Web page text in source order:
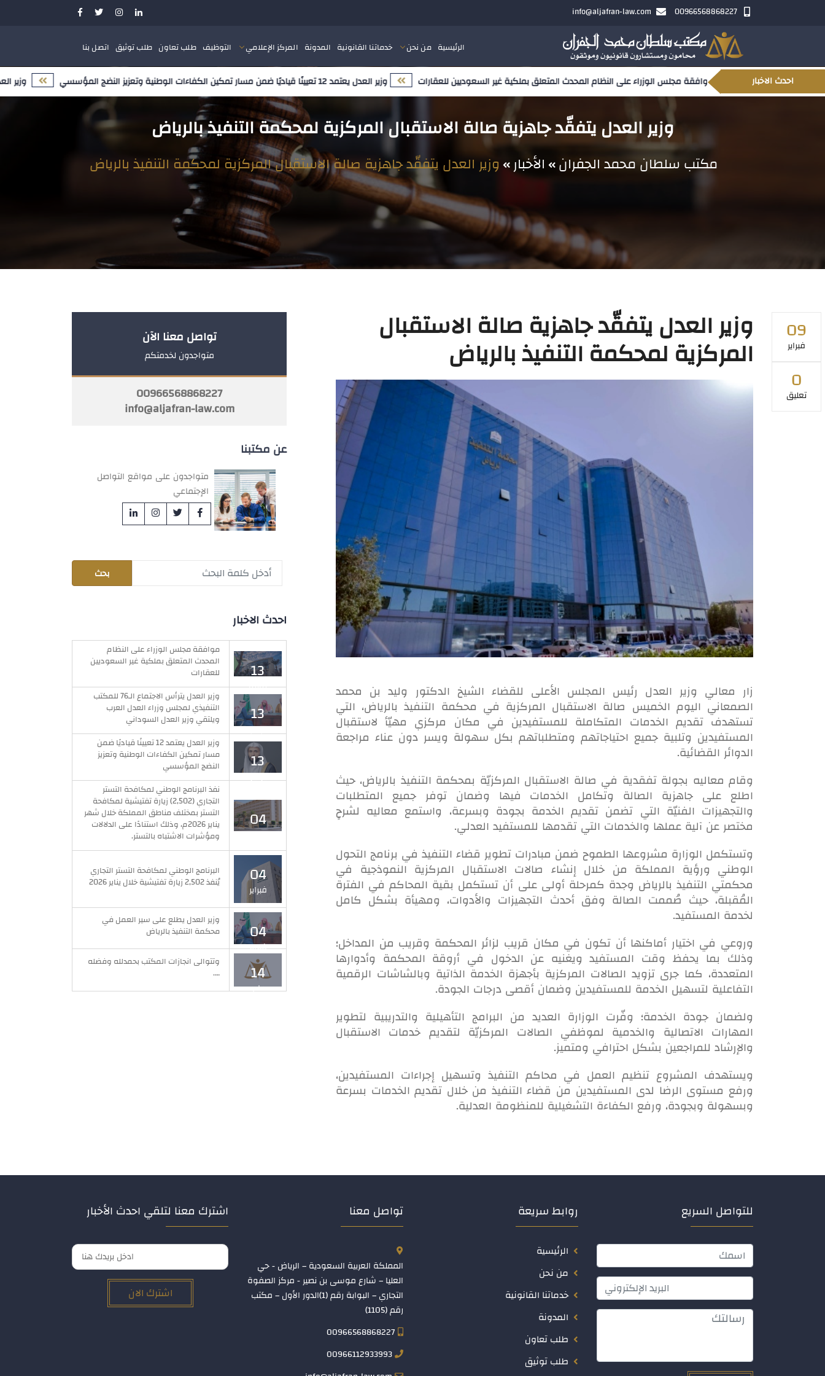
00966568868227
info@aljafran-law.com
الرئيسية من نحن خدماتنا القانونية المدونة المركز الإعلامي التوظيف طلب تعاون طلب توثيق اتصل بنا
احدث الاخبار وزير العدل يترأس الاجتماع الـ76 للمكتب وزير العدل يعتمد 12 تعيينًا قياديًا ضمن مسار تمكين الكفاءات الوطنية وتعزيز النضج المؤسسي موافقة مجلس الوزراء على النظام المحدث المتعلق بملكية غير السعوديين للعقارات
وزير العدل يتفقّد جاهزية صالة الاستقبال المركزية لمحكمة التنفيذ بالرياض
مكتب سلطان محمد الجفران الأخبار وزير العدل يتفقّد جاهزية صالة الاستقبال المركزية لمحكمة التنفيذ بالرياض
09
فبراير
0
تعليق
وزير العدل يتفقّد جاهزية صالة الاستقبال
المركزية لمحكمة التنفيذ بالرياض
زار معالي وزير العدل رئيس المجلس الأعلى للقضاء الشيخ الدكتور وليد بن محمد
الصمعاني اليوم الخميس صالة الاستقبال المركزية في محكمة التنفيذ بالرياض، التي
تستهدف تقديم الخدمات المتكاملة للمستفيدين في مكان مركزي مهيّأ لاستقبال
المستفيدين وتلبية جميع احتياجاتهم ومتطلباتهم بكل سهولة ويسر دون عناء مراجعة
الدوائر القضائية.
وقام معاليه بجولة تفقدية في صالة الاستقبال المركزيّة بمحكمة التنفيذ بالرياض، حيث
اطلع على جاهزية الصالة وتكامل الخدمات فيها وضمان توفر جميع المتطلبات
والتجهيزات الفنيّة التي تضمن تقديم الخدمة بجودة وبسرعة، واستمع معاليه لشرحٍ
مختصر عن آلية عملها والخدمات التي تقدمها للمستفيد العدلي.
وتستكمل الوزارة مشروعها الطموح ضمن مبادرات تطوير قضاء التنفيذ في برنامج التحول
الوطني ورؤية المملكة من خلال إنشاء صالات الاستقبال المركزية النموذجية في
محكمتي التنفيذ بالرياض وجدة كمرحلة أولى على أن تستكمل بقية المحاكم في الفترة
المُقبلة، حيث صُممت الصالة وفق أحدث التجهيزات والأدوات، ومهيأة بشكل كامل
لخدمة المستفيد.
وروعي في اختيار أماكنها أن تكون في مكان قريب لزائر المحكمة وقريب من المداخل؛
وذلك بما يحفظ وقت المستفيد ويغنيه عن الدخول في أروقة المحكمة وأدوارها
المتعددة، كما جرى تزويد الصالات المركزية بأجهزة الخدمة الذاتية وبالشاشات الرقمية
التفاعلية لتسهيل الخدمة للمستفيدين وضمان أقصى درجات الجودة.
ولضمان جودة الخدمة؛ وفّرت الوزارة العديد من البرامج التأهيلية والتدريبية لتطوير
المهارات الاتصالية والخدمية لموظفي الصالات المركزيّة لتقديم خدمات الاستقبال
والإرشاد للمراجعين بشكل احترافي ومتميز.
ويستهدف المشروع تنظيم العمل في محاكم التنفيذ وتسهيل إجراءات المستفيدين،
ورفع مستوى الرضا لدى المستفيدين من قضاء التنفيذ من خلال تقديم الخدمات بسرعة
وبسهولة وبجودة، ورفع الكفاءة التشغيلية للمنظومة العدلية.​
تواصل معنا الآن
متواجدون لخدمتكم
00966568868227
info@aljafran-law.com
عن مكتبنا
متواجدون على مواقع التواصل
الإجتماعي
احدث الاخبار
13
يوليو
موافقة مجلس الوزراء على النظام
المحدث المتعلق بملكية غير السعوديين
للعقارات
13
يوليو
وزير العدل يترأس الاجتماع الـ76 للمكتب
التنفيذي لمجلس وزراء العدل العرب
ويلتقي وزير العدل السوداني
13
يوليو
وزير العدل يعتمد 12 تعيينًا قياديًا ضمن
مسار تمكين الكفاءات الوطنية وتعزيز
النضج المؤسسي
04
فبراير
نفذ البرنامج الوطني لمكافحة التستر
التجاري (2,502) زيارة تفتيشية لمكافحة
التستر بمختلف مناطق المملكة خلال شهر
يناير 2026م، وذلك استنادًا على الدلالات
ومؤشرات الاشتباه بالتستر.
04
فبراير
البرنامج الوطني لمكافحة التستر التجاري
يُنفذ 2,502 زيارة تفتيشية خلال يناير 2026
04
فبراير
وزير العدل يطلع على سير العمل في
محكمة التنفيذ بالرياض
14
مايو
وتتوالى انجازات المكتب بحمدلله وفضله
….
للتواصل السريع روابط سريعة
الرئيسية
من نحن
خدماتنا القانونية
المدونة
طلب تعاون
طلب توثيق
تواصل معنا
المملكة العربية السعودية – الرياض - حي
العليا – شارع موسى بن نصير - مركز الصفوة
التجاري – البوابة رقم (1)الدور الأول – مكتب
رقم (1105)
00966568868227
00966112933993
اشترك معنا لتلقي احدث الأخبار
اشترك الان